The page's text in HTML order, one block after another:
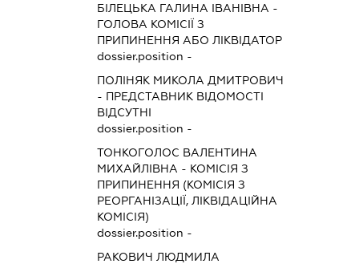
БІЛЕЦЬКА ГАЛИНА ІВАНІВНА -
ГОЛОВА КОМІСІЇ З
ПРИПИНЕННЯ АБО ЛІКВІДАТОР
dossier.position -
ПОЛІНЯК МИКОЛА ДМИТРОВИЧ
- ПРЕДСТАВНИК ВІДОМОСТІ
ВІДСУТНІ
dossier.position -
ТОНКОГОЛОС ВАЛЕНТИНА
МИХАЙЛІВНА - КОМІСІЯ З
ПРИПИНЕННЯ (КОМІСІЯ З
РЕОРГАНІЗАЦІЇ, ЛІКВІДАЦІЙНА
КОМІСІЯ)
dossier.position -
РАКОВИЧ ЛЮДМИЛА